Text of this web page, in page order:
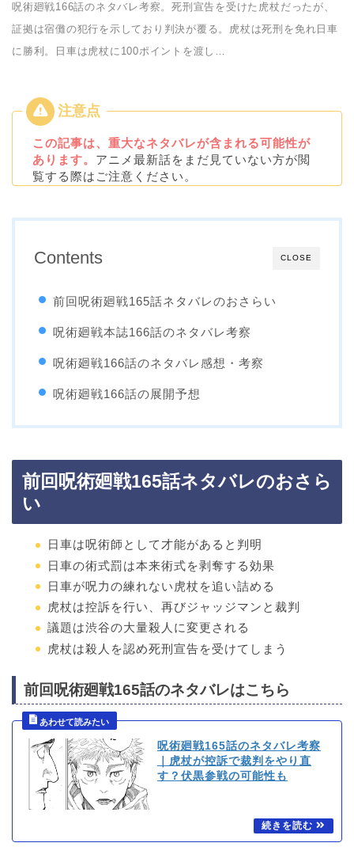
呪術廻戦166話のネタバレ考察。死刑宣告を受けた虎杖だったが、
証拠は宿儺の犯行を示しており判決が覆る。虎杖は死刑を免れ日車
に勝利。日車は虎杖に100ポイントを渡し…
この記事は、重大なネタバレが含まれる可能性が
あります。 アニメ最新話をまだ見ていない方が閲
覧する際はご注意ください。
CLOSE
Contents
前回呪術廻戦165話ネタバレのおさらい
呪術廻戦本誌166話のネタバレ考察
呪術廻戦166話のネタバレ感想・考察
呪術廻戦166話の展開予想
前回呪術廻戦165話ネタバレのおさら
い
日車は呪術師として才能があると判明
日車の術式罰は本来術式を剥奪する効果
日車が呪力の練れない虎杖を追い詰める
虎杖は控訴を行い、再びジャッジマンと裁判
議題は渋谷の大量殺人に変更される
虎杖は殺人を認め死刑宣告を受けてしまう
前回呪術廻戦165話のネタバレはこちら
呪術廻戦165話のネタバレ考察
｜虎杖が控訴で裁判をやり直
す？伏黒参戦の可能性も